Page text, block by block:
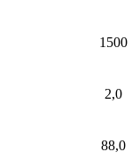
1500
2,0
88,0